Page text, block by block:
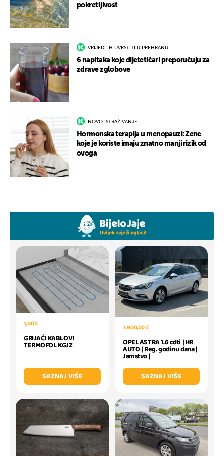
pokretljivost
VRIJEDI IH UVRSTITI U PREHRANU
6 napitaka koje dijetetičari preporučuju za
zdrave zglobove
NOVO ISTRAŽIVANJE
Hormonska terapija u menopauzi: Žene
koje je koriste imaju znatno manji rizik od
ovoga
1,00 €
GRIJAĆI KABLOVI
TERMOFOL KGJZ
SAZNAJ VIŠE
7.900,00 €
OPEL ASTRA 1.6 cdti | HR
AUTO | Reg. godinu dana |
Jamstvo |
SAZNAJ VIŠE